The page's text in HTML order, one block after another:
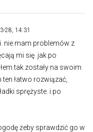
28, 14:31
nie mam problemów z
mi się. jak po
tak zostały na swoim
łatwo rozwiązać,
sprężyste. i po
żeby sprawdzić go w